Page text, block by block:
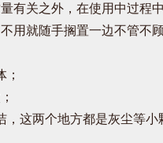
有关之外，在使用中过程
用就随手搁置一边不管不
这两个地方都是灰尘等小